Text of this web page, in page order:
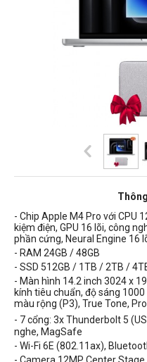
- Chip Apple M4 Pro với CPU
kiệm điện, GPU 16 lõi, công
phần cứng, Neural Engine 16
- RAM 24GB / 48GB
- SSD 512GB / 1TB / 2TB /
- Màn hình 14.2 inch 3024 x
kính tiêu chuẩn, độ sáng
màu rộng (P3), True Tone,
- 7 cổng: 3x Thunderbolt 5
nghe, MagSafe
- Wi-Fi 6E (802.11ax),
- Camera 12MP Center Stage